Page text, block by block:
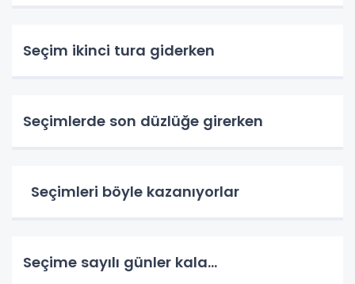
Seçim ikinci tura giderken
Seçimlerde son düzlüğe girerken
Seçimleri böyle kazanıyorlar
Seçime sayılı günler kala…